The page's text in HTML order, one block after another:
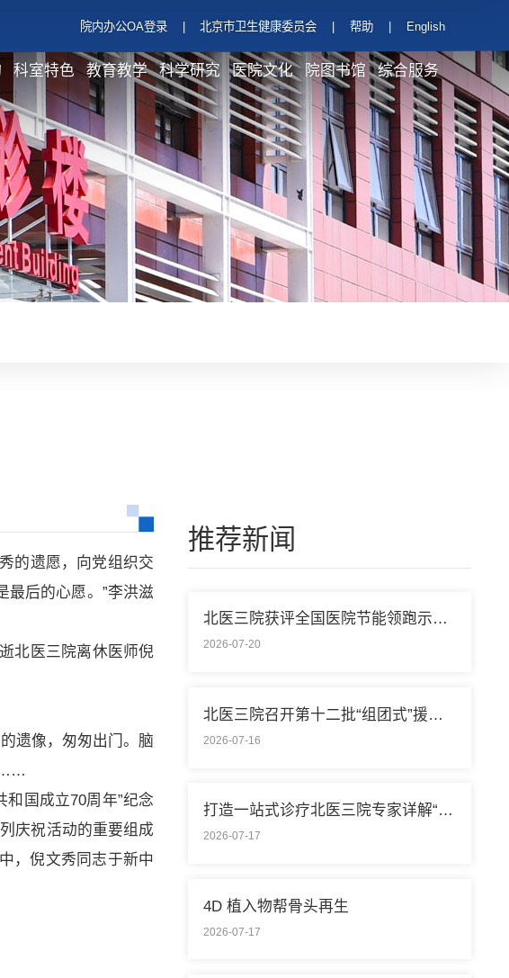
院内办公OA登录 北京市卫生健康委员会 帮助 English
科室特色 教育教学 科学研究 医院文化 院图书馆 综合服务
的遗愿，向党组织交
最后的心愿。”李洪滋
北医三院离休医师倪
遗像，匆匆出门。脑
……
国成立70周年”纪念
庆祝活动的重要组成
，倪文秀同志于新中
推荐新闻
北医三院获评全国医院节能领跑示范单位称号
2026-07-20
北医三院召开第十二批“组团式”援藏医疗队欢送会
2026-07-16
打造一站式诊疗北医三院专家详解“控糖”新模式
2026-07-17
4D 植入物帮骨头再生
2026-07-17